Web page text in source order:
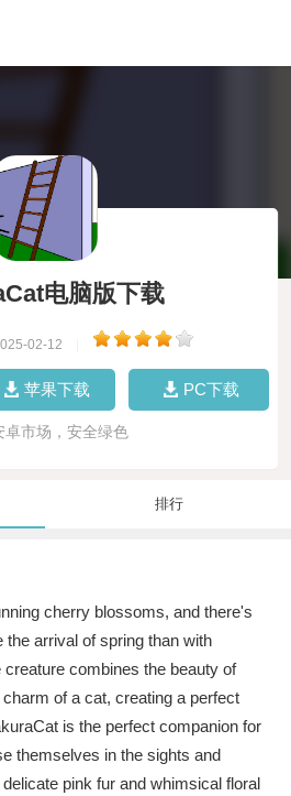
电脑版下载
02-12
苹果下载 PC下载
卓市场，安全绿色
排行
cherry blossoms, and there's
the arrival of spring than with
combines the beauty of
of a cat, creating a perfect
is the perfect companion for
themselves in the sights and
pink fur and whimsical floral